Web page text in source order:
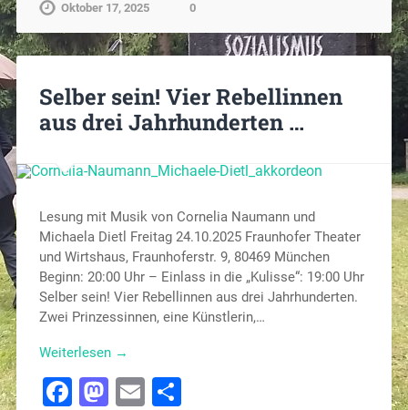
Oktober 17, 2025 0
Selber sein! Vier Rebellinnen
aus drei Jahrhunderten …
Lesung mit Musik von Cornelia Naumann und
Michaela Dietl Freitag 24.10.2025 Fraunhofer Theater
und Wirtshaus, Fraunhoferstr. 9, 80469 München
Beginn: 20:00 Uhr – Einlass in die „Kulisse“: 19:00 Uhr
Selber sein! Vier Rebellinnen aus drei Jahrhunderten.
Zwei Prinzessinnen, eine Künstlerin,…
Weiterlesen →
Facebook
Mastodon
EmailTeilen